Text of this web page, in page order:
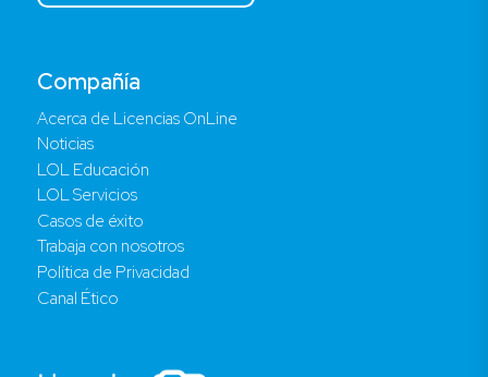
Compañía
Acerca de Licencias OnLine
Noticias
LOL Educación
LOL Servicios
Casos de éxito
Trabaja con nosotros
Política de Privacidad
Canal Ético